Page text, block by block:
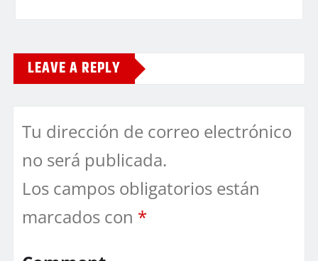
LEAVE A REPLY
Tu dirección de correo electrónico
no será publicada.
Los campos obligatorios están
marcados con *